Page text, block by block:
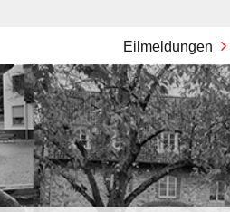
Eilmeldungen
Frohes neues Jahr